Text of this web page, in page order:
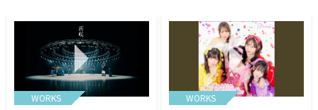
WORKS WORKS